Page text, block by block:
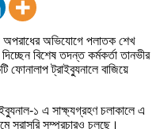
অপরাধের অভিযোগে পলাতক শেখ
বিশেষ তদন্ত কর্মকর্তা তানভীর
ফোনালাপ ট্রাইব্যুনালে বাজিয়ে
১ এ সাক্ষ্যগ্রহণ চলাকালে এ
সরাসরি সম্প্রচারও চলছে।